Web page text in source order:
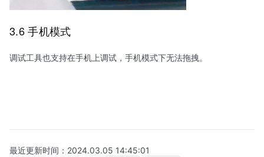
3.6 手机模式
调试工具也支持在手机上调试，手机模式下无法拖拽。
最近更新时间： 2024.03.05 14:45:01